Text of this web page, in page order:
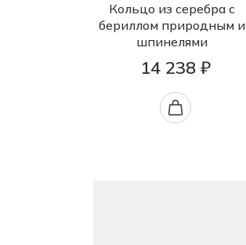
Кольцо из серебра с
бериллом природным и
шпинелями
14 238 ₽